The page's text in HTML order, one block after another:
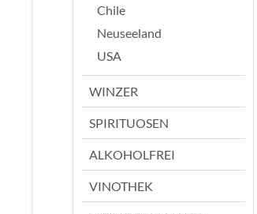
Chile
Neuseeland
USA
WINZER
SPIRITUOSEN
ALKOHOLFREI
VINOTHEK